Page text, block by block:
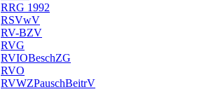
RRG 1992
RSVwV
RV-BZV
RVG
RVIOBeschZG
RVO
RVWZPauschBeitrV